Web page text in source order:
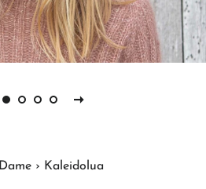
Dame › Kaleidolua